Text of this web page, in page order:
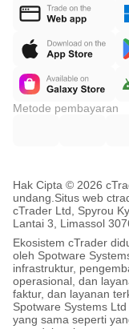
Metode pembayaran
Hak Cipta © 2026
undang. Situs web
cTrader Ltd, Spyrou
Lantai 3, Limassol
Ekosistem cTrader
oleh Spotware
infrastruktur,
operasional, dan
faktur, dan layanan
Spotware Systems
yang sama seperti